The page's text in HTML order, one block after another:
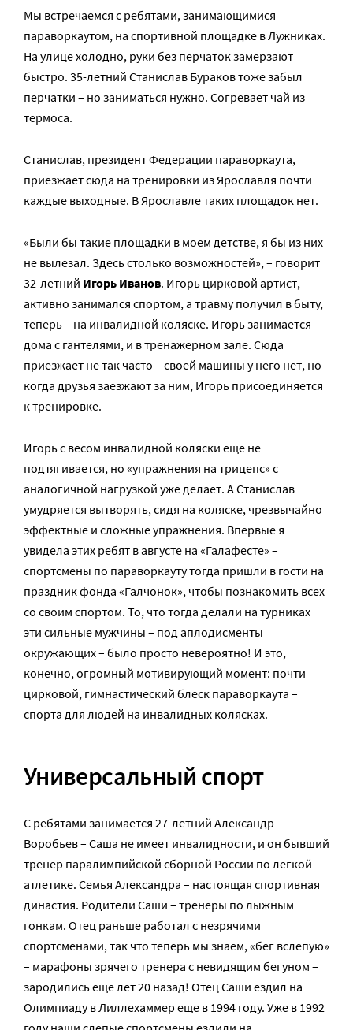
Мы встречаемся с ребятами, занимающимися
параворкаутом, на спортивной площадке в Лужниках.
На улице холодно, руки без перчаток замерзают
быстро. 35-летний Станислав Бураков тоже забыл
перчатки – но заниматься нужно. Согревает чай из
термоса.
Станислав, президент Федерации параворкаута,
приезжает сюда на тренировки из Ярославля почти
каждые выходные. В Ярославле таких площадок нет.
«Были бы такие площадки в моем детстве, я бы из них
не вылезал. Здесь столько возможностей», – говорит
32-летний Игорь Иванов. Игорь цирковой артист,
активно занимался спортом, а травму получил в быту,
теперь – на инвалидной коляске. Игорь занимается
дома с гантелями, и в тренажерном зале. Сюда
приезжает не так часто – своей машины у него нет, но
когда друзья заезжают за ним, Игорь присоединяется
к тренировке.
Игорь с весом инвалидной коляски еще не
подтягивается, но «упражнения на трицепс» с
аналогичной нагрузкой уже делает. А Станислав
умудряется вытворять, сидя на коляске, чрезвычайно
эффектные и сложные упражнения. Впервые я
увидела этих ребят в августе на «Галафесте» –
спортсмены по параворкауту тогда пришли в гости на
праздник фонда «Галчонок», чтобы познакомить всех
со своим спортом. То, что тогда делали на турниках
эти сильные мужчины – под аплодисменты
окружающих – было просто невероятно! И это,
конечно, огромный мотивирующий момент: почти
цирковой, гимнастический блеск параворкаута –
спорта для людей на инвалидных колясках.
Универсальный спорт
С ребятами занимается 27-летний Александр
Воробьев – Саша не имеет инвалидности, и он бывший
тренер паралимпийской сборной России по легкой
атлетике. Семья Александра – настоящая спортивная
династия. Родители Саши – тренеры по лыжным
гонкам. Отец раньше работал с незрячими
спортсменами, так что теперь мы знаем, «бег вслепую»
– марафоны зрячего тренера с невидящим бегуном –
зародились еще лет 20 назад! Отец Саши ездил на
Олимпиаду в Лиллехаммер еще в 1994 году. Уже в 1992